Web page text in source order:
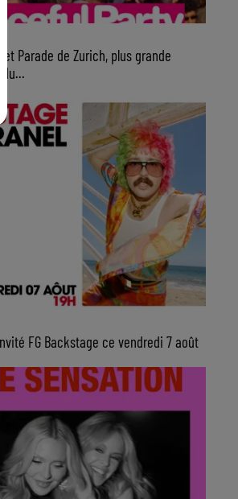
Parade de Zurich, plus grande
du...
FG Backstage ce vendredi 7 août